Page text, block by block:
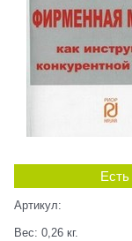
Артикул:
Вес: 0,26 кг.